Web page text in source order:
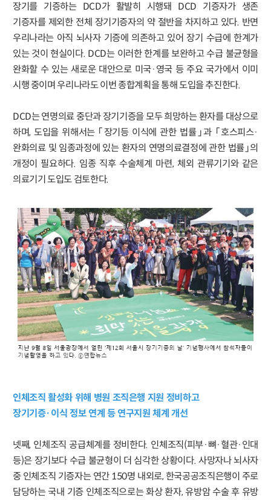
장기를 기증하는 DCD가 활발히 시행돼 DCD 기증자가 생존
기증자를 제외한 전체 장기기증자의 약 절반을 차지하고 있다. 반면
우리나라는 아직 뇌사자 기증에 의존하고 있어 장기 수급에 한계가
있는 것이 현실이다. DCD는 이러한 한계를 보완하고 수급 불균형을
완화할 수 있는 새로운 대안으로 미국·영국 등 주요 국가에서 이미
시행 중이며 우리나라도 이번 종합계획을 통해 도입을 추진한다.
DCD는 연명의료 중단과 장기기증을 모두 희망하는 환자를 대상으로
하며, 도입을 위해서는 「장기등 이식에 관한 법률」과 「호스피스·
완화의료 및 임종과정에 있는 환자의 연명의료결정에 관한 법률」의
개정이 필요하다. 임종 직후 수술체계 마련, 체외 관류기기와 같은
의료기기 도입도 검토한다.
인체조직 활성화 위해 병원 조직은행 지원 정비하고
장기기증·이식 정보 연계 등 연구지원 체계 개선
넷째, 인체조직 공급체계를 정비한다. 인체조직(피부·뼈·혈관·인대
등)은 장기보다 수급 불균형이 더 심각한 상황이다. 사망자나 뇌사자
중 인체조직 기증자는 연간 150명 내외로, 한국공공조직은행이 주로
담당하는 국내 기증 인체조직으로는 화상 환자, 유방암 수술 후 유방